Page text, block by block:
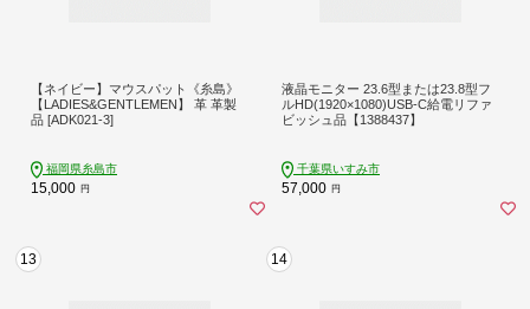
【ネイビー】マウスパット《糸島》
【LADIES&GENTLEMEN】 革 革製
品 [ADK021-3]
福岡県糸島市
15,000 円
液晶モニター 23.6型または23.8型フ
ルHD(1920×1080)USB-C給電リファ
ビッシュ品【1388437】
千葉県いすみ市
57,000 円
13 14